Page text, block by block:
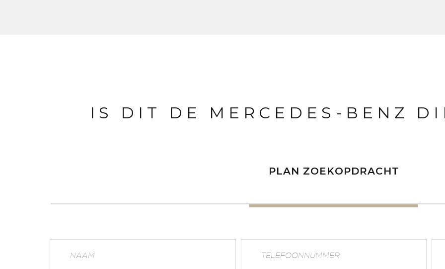
IS DIT DE MERCEDES-BENZ
PLAN ZOEKOPDRACHT